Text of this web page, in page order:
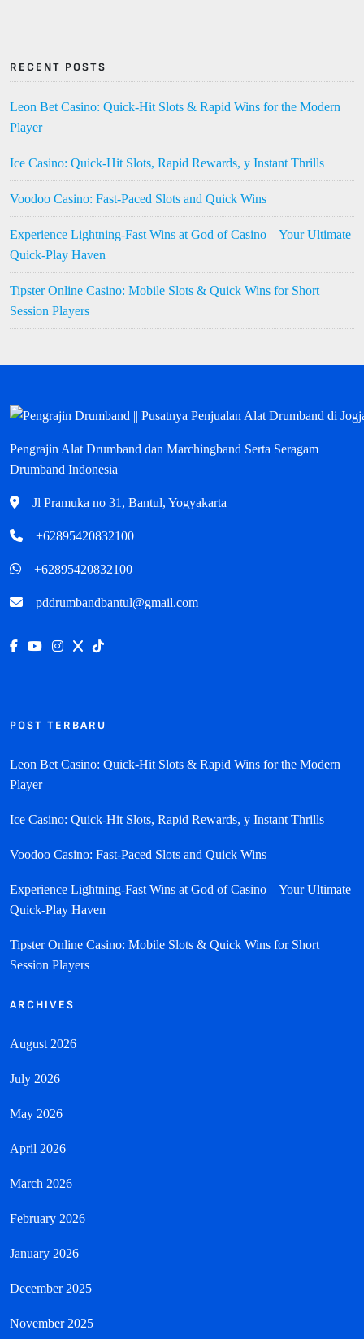
RECENT POSTS
Leon Bet Casino: Quick‑Hit Slots & Rapid Wins for the Modern
Player
Ice Casino: Quick‑Hit Slots, Rapid Rewards, y Instant Thrills
Voodoo Casino: Fast‑Paced Slots and Quick Wins
Experience Lightning‑Fast Wins at God of Casino – Your Ultimate
Quick‑Play Haven
Tipster Online Casino: Mobile Slots & Quick Wins for Short
Session Players
Pengrajin Alat Drumband dan Marchingband Serta Seragam
Drumband Indonesia
Jl Pramuka no 31, Bantul, Yogyakarta
+62895420832100
+62895420832100
pddrumbandbantul@gmail.com
POST TERBARU
Leon Bet Casino: Quick‑Hit Slots & Rapid Wins for the Modern
Player
Ice Casino: Quick‑Hit Slots, Rapid Rewards, y Instant Thrills
Voodoo Casino: Fast‑Paced Slots and Quick Wins
Experience Lightning‑Fast Wins at God of Casino – Your Ultimate
Quick‑Play Haven
Tipster Online Casino: Mobile Slots & Quick Wins for Short
Session Players
ARCHIVES
August 2026
July 2026
May 2026
April 2026
March 2026
February 2026
January 2026
December 2025
November 2025